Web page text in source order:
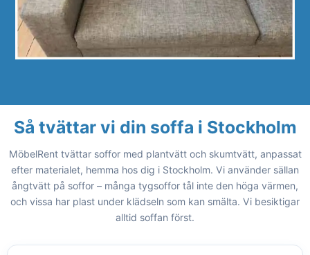
Så tvättar vi din soffa i Stockholm
MöbelRent tvättar soffor med plantvätt och skumtvätt, anpassat
efter materialet, hemma hos dig i Stockholm. Vi använder sällan
ångtvätt på soffor – många tygsoffor tål inte den höga värmen,
och vissa har plast under klädseln som kan smälta. Vi besiktigar
alltid soffan först.